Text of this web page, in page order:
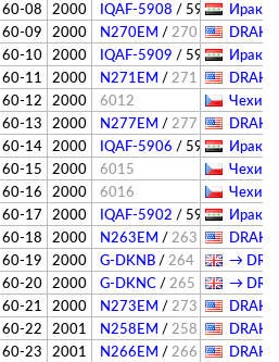
60-08 2000 IQAF-5908 / 5908 Ирак -
60-09 2000 N270EM / 270
60-10 2000 IQAF-5909 / 5909 Ирак -
60-11 2000 N271EM / 271
60-12 2000 6012
Чехия
60-13 2000 N277EM / 277
60-14 2000 IQAF-5906 / 5906 Ирак -
60-15 2000 6015
Чехия
60-16 2000 6016
Чехия
60-17 2000 IQAF-5902 / 5902 Ирак -
60-18 2000 N263EM / 263
60-19 2000 G-DKNB / 264
→
60-20 2000 G-DKNC / 265
→
60-21 2000 N273EM / 273
60-22 2001 N258EM / 258
60-23 2001 N266EM / 266